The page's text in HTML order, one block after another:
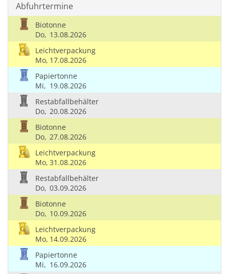
Abfuhrtermine
Biotonne
Do, 13.08.2026
Leichtverpackung
Mo, 17.08.2026
Papiertonne
Mi, 19.08.2026
Restabfallbehälter
Do, 20.08.2026
Biotonne
Do, 27.08.2026
Leichtverpackung
Mo, 31.08.2026
Restabfallbehälter
Do, 03.09.2026
Biotonne
Do, 10.09.2026
Leichtverpackung
Mo, 14.09.2026
Papiertonne
Mi, 16.09.2026